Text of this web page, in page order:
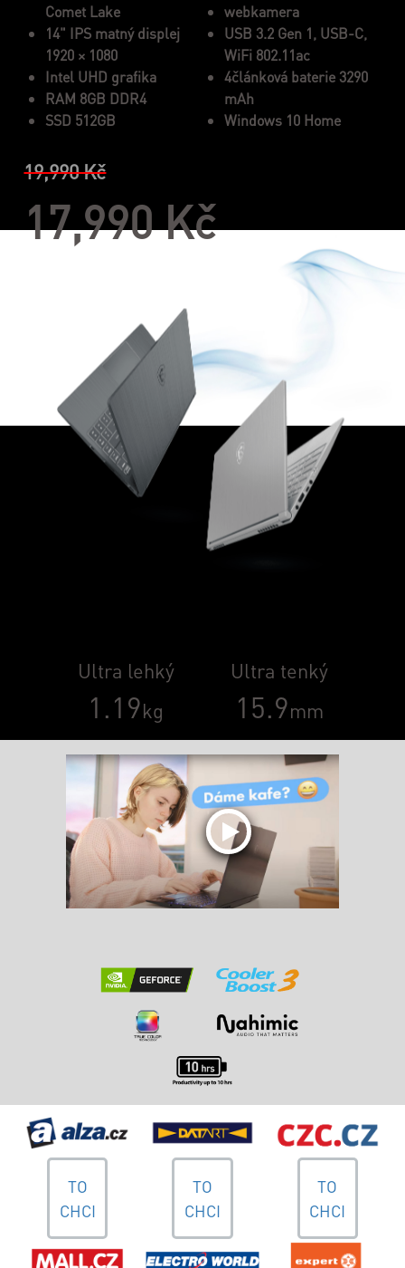
Comet Lake
14" IPS matný displej
1920 × 1080
Intel UHD grafika
RAM 8GB DDR4
SSD 512GB
webkamera
USB 3.2 Gen 1, USB-C,
WiFi 802.11ac
4článková baterie 3290
mAh
Windows 10 Home
19,990 Kč
17,990 Kč
Ultra lehký
1.19kg
Ultra tenký
15.9mm
TO
CHCI
TO
CHCI
TO
CHCI